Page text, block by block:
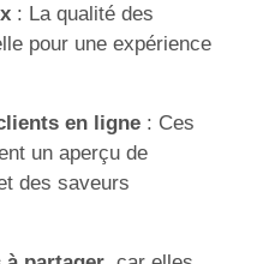
: La qualité des
pour une expérience
en ligne : Ces
un aperçu de
des saveurs